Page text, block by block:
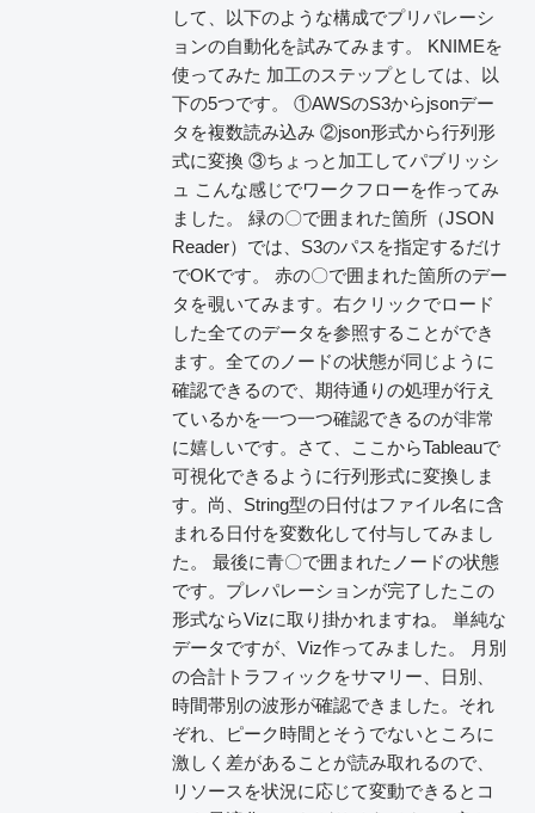
して、以下のような構成でプリパレーシ
ョンの自動化を試みてみます。 KNIMEを
使ってみた 加工のステップとしては、以
下の5つです。 ①AWSのS3からjsonデー
タを複数読み込み ②json形式から行列形
式に変換 ③ちょっと加工してパブリッシ
ュ こんな感じでワークフローを作ってみ
ました。 緑の〇で囲まれた箇所（JSON
Reader）では、S3のパスを指定するだけ
でOKです。 赤の〇で囲まれた箇所のデー
タを覗いてみます。右クリックでロード
した全てのデータを参照することができ
ます。全てのノードの状態が同じように
確認できるので、期待通りの処理が行え
ているかを一つ一つ確認できるのが非常
に嬉しいです。さて、ここからTableauで
可視化できるように行列形式に変換しま
す。尚、String型の日付はファイル名に含
まれる日付を変数化して付与してみまし
た。 最後に青〇で囲まれたノードの状態
です。プレパレーションが完了したこの
形式ならVizに取り掛かれますね。 単純な
データですが、Viz作ってみました。 月別
の合計トラフィックをサマリー、日別、
時間帯別の波形が確認できました。それ
ぞれ、ピーク時間とそうでないところに
激しく差があることが読み取れるので、
リソースを状況に応じて変動できるとコ